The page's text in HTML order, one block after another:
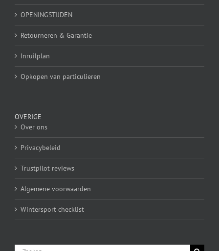
OPENINGSTIJDEN
Retourneren & Garantie
Inruilplan
Opkopen van particulieren
OVERIGE
Over ons
Privacybeleid
Trustpilot reviews
Algemene voorwaarden
Wintersport checklist
Zoeken